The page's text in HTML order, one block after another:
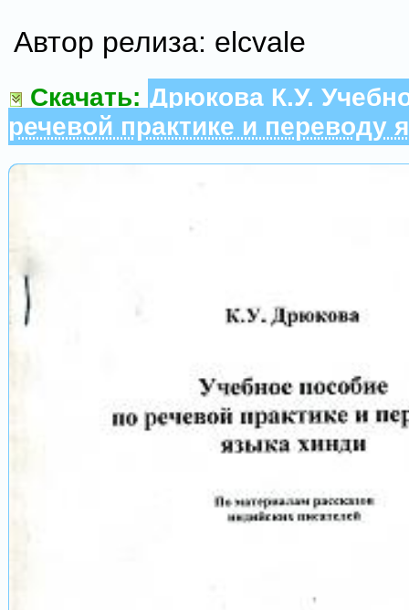
Автор релиза: elcvale
Скачать: Дрюкова К.У.
речевой практике и переводу